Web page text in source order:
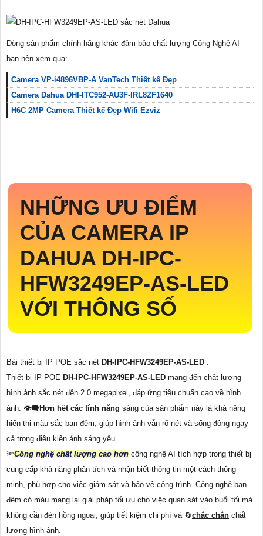
Dòng sản phẩm chính hãng khác đảm bảo chất lượng Công Nghệ AI
bạn nên xem qua:
Camera VP-i4896VBP-A VanTech Thiết kế Đẹp
Camera Dahua DHI-ITC952-AU3F-IRL8ZF1640
H6C 2MP Camera Thiết kế Đẹp Wifi Ezviz
NHỮNG ƯU ĐIỂM
CỦA CAMERA IP
DAHUA DH-IPC-
HFW3249EP-AS-LED
VỚI THÔNG SỐ
Bài thiết bị IP POE sắc nét DH-IPC-HFW3249EP-AS-LED :
Thiết bị IP POE DH-IPC-HFW3249EP-AS-LED mang đến chất lượng
hình ảnh sắc nét đến 2.0 megapixel, đáp ứng tiêu chuẩn cao về hình
ảnh. 👁️‍🗨 Hơn hết các tính năng sáng của sản phẩm này là khả năng
hiển thị màu sắc ban đêm, giúp hình ảnh vẫn rõ nét và sống động ngay
cả trong điều kiện ánh sáng yếu.
🔦Công nghệ chất lượng cao hơn công nghệ AI tích hợp trong thiết bị
cung cấp khả năng phân tích và nhận biết thông tin một cách thông
minh, phù hợp cho việc giám sát và bảo vệ công trình. Công nghệ ban
đêm có màu mang lại giải pháp tối ưu cho việc quan sát vào buổi tối mà
không cần đèn hồng ngoại, giúp tiết kiệm chi phí và 🔄chắc chắn chất
lượng hình ảnh.